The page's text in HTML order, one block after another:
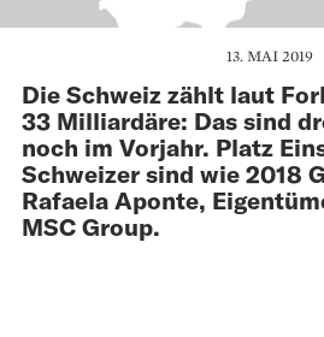
13. MAI 2019
Die Schweiz zählt laut
33 Milliardäre: Das sind
noch im Vorjahr. Platz
Schweizer sind wie 2018
Rafaela Aponte,
MSC Group.